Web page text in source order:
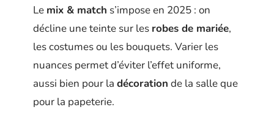
Le mix & match s’impose en 2025 : on
décline une teinte sur les robes de mariée,
les costumes ou les bouquets. Varier les
nuances permet d’éviter l’effet uniforme,
aussi bien pour la décoration de la salle que
pour la papeterie.